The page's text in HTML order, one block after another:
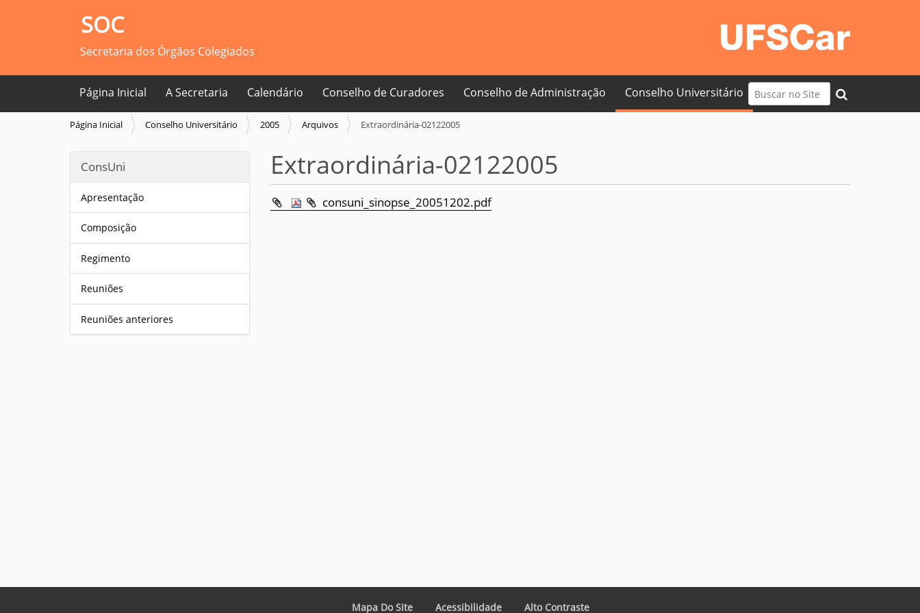
SOC
Secretaria dos Órgãos Colegiados
Busca
Busca Avançada…
Página Inicial A Secretaria Calendário Conselho de Curadores Conselho de Administração Conselho Universitário
V
e
t
Página Inicial Conselho Universitário 2005 Arquivos Extraordinária-02122005
ConsUni
Apresentação
Composição
Regimento
Reuniões
Reuniões anteriores
Extraordinária-02122005
consuni_sinopse_20051202.pdf
Mapa Do Site Acessibilidade Alto Contraste